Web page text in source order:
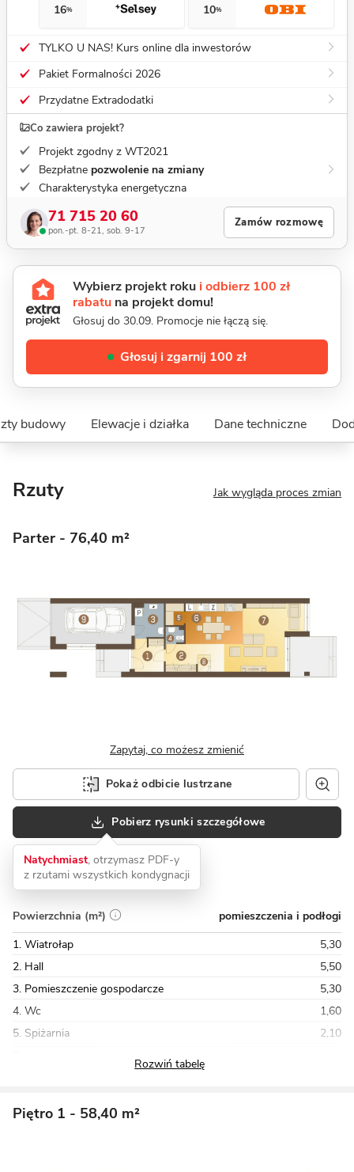
16% 10%
TYLKO U NAS! Kurs online dla inwestorów
Pakiet Formalności 2026
Przydatne Extradodatki
Co zawiera projekt?
Projekt zgodny z WT2021
Bezpłatne pozwolenie na zmiany
Charakterystyka energetyczna
71 715 20 60
pon.-pt. 8-21, sob. 9-17
Zamów rozmowę
Wybierz projekt roku i odbierz 100 zł
rabatu na projekt domu!
Głosuj do 30.09. Promocje nie łączą się.
Głosuj i zgarnij 100 zł
budowy Elewacje i działka Dane techniczne
Rzuty Jak wygląda proces zmian
Parter - 76,40 m²
Zapytaj, co możesz zmienić
Pokaż odbicie lustrzane
Pobierz rysunki szczegółowe
Natychmiast, otrzymasz PDF-y
z rzutami wszystkich kondygnacji
Powierzchnia (m²)
pomieszczenia i podłogi
1. Wiatrołap
5,30
2. Hall
5,50
3. Pomieszczenie gospodarcze
5,30
4. Wc
1,60
5. Spiżarnia
2,10
Piętro 1 - 58,40 m²